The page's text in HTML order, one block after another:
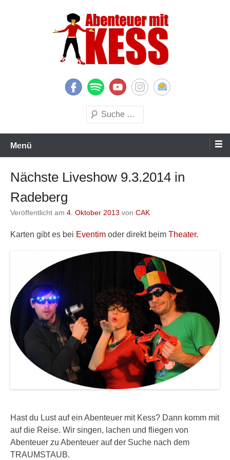
Abenteuer mit KESS
Suchen
Menü
Nächste Liveshow 9.3.2014 in
Radeberg
Veröffentlicht am 4. Oktober 2013 von CAK
Karten gibt es bei Eventim oder direkt beim Theater.
Hast du Lust auf ein Abenteuer mit Kess? Dann komm mit
auf die Reise. Wir singen, lachen und fliegen von
Abenteuer zu Abenteuer auf der Suche nach dem
TRAUMSTAUB.